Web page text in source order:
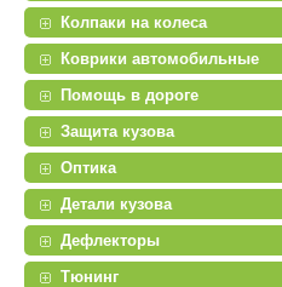
Колпаки на колеса
Коврики автомобильные
Помощь в дороге
Защита кузова
Оптика
Детали кузова
Дефлекторы
Тюнинг